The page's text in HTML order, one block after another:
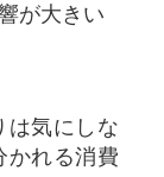
が大きい
は気にしな
かれる消費